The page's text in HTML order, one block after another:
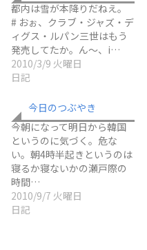
都内は雪が本降りだねえ。
# おぉ、クラブ・ジャズ・デ
ィグス・ルパン三世はもう
発売してたか。ん～、i…
2010/3/9 火曜日
日記
今日のつぶやき
今朝になって明日から韓国
というのに気づく。危な
い。朝4時半起きというのは
寝るか寝ないかの瀬戸際の
時間…
2010/9/7 火曜日
日記